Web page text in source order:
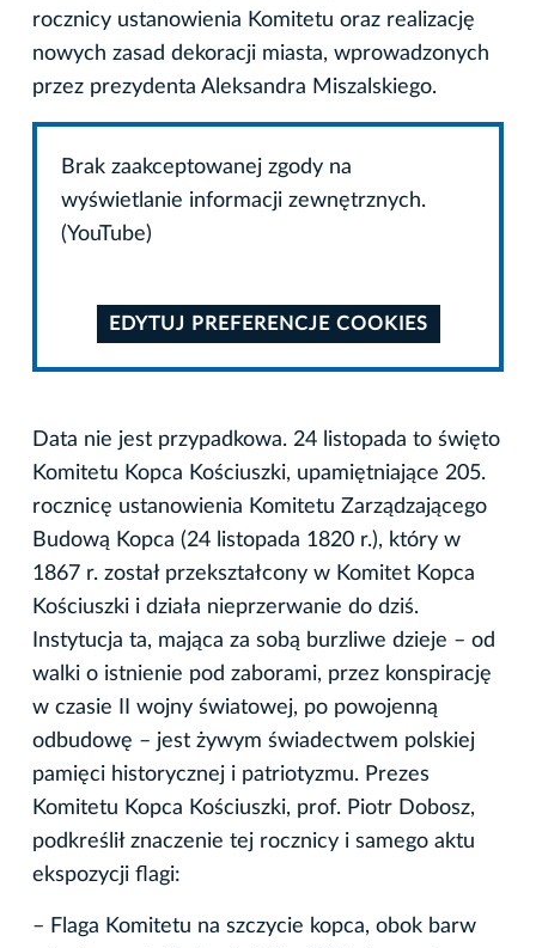
rocznicy ustanowienia Komitetu oraz realizację
nowych zasad dekoracji miasta, wprowadzonych
przez prezydenta Aleksandra Miszalskiego.
Brak zaakceptowanej zgody na
wyświetlanie informacji zewnętrznych.
(YouTube)
EDYTUJ PREFERENCJE COOKIES
Data nie jest przypadkowa. 24 listopada to święto
Komitetu Kopca Kościuszki, upamiętniające 205.
rocznicę ustanowienia Komitetu Zarządzającego
Budową Kopca (24 listopada 1820 r.), który w
1867 r. został przekształcony w Komitet Kopca
Kościuszki i działa nieprzerwanie do dziś.
Instytucja ta, mająca za sobą burzliwe dzieje – od
walki o istnienie pod zaborami, przez konspirację
w czasie II wojny światowej, po powojenną
odbudowę – jest żywym świadectwem polskiej
pamięci historycznej i patriotyzmu. Prezes
Komitetu Kopca Kościuszki, prof. Piotr Dobosz,
podkreślił znaczenie tej rocznicy i samego aktu
ekspozycji flagi:
– Flaga Komitetu na szczycie kopca, obok barw